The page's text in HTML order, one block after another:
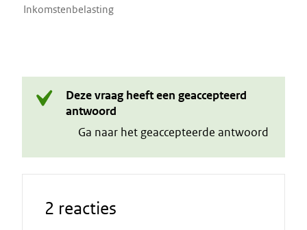
Inkomstenbelasting
Deze vraag heeft een geaccepteerd
antwoord
Ga naar het geaccepteerde antwoord
2 reacties